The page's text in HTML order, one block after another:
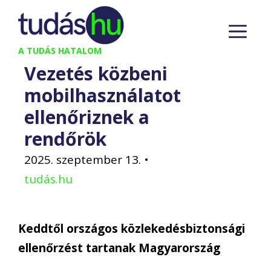
Kilépés
tartalomba
A TUDÁS HATALOM
Vezetés közbeni
mobilhasználatot
ellenőriznek a
rendőrök
2025. szeptember 13. •
tudás.hu
Keddtől országos közlekedésbiztonsági
ellenőrzést tartanak Magyarország